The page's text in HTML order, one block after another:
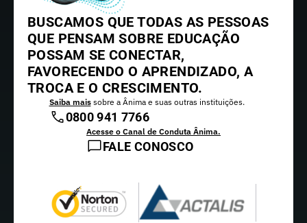
BUSCAMOS QUE TODAS AS PESSOAS
QUE PENSAM SOBRE EDUCAÇÃO
POSSAM SE CONECTAR,
FAVORECENDO O APRENDIZADO, A
TROCA E O CRESCIMENTO.
Saiba maissobre a Ânima e suas outras instituições.
0800 941 7766
Acesse o Canal de Conduta Ânima.
FALE CONOSCO